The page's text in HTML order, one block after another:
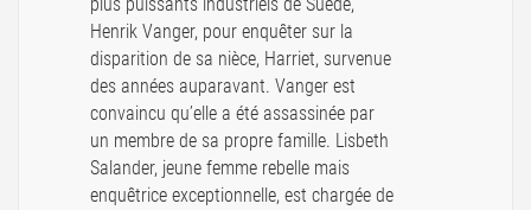
Henrik Vanger, pour enquêter sur la
disparition de sa nièce, Harriet, survenue
des années auparavant. Vanger est
convaincu qu’elle a été assassinée par
un membre de sa propre famille. Lisbeth
Salander, jeune femme rebelle mais
enquêtrice exceptionnelle, est chargée de